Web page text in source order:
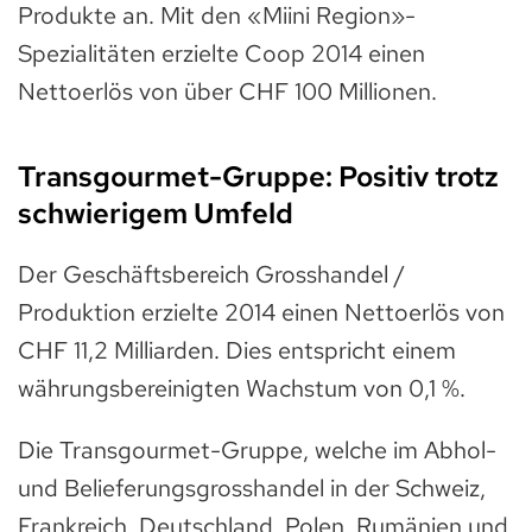
Produkte an. Mit den «Miini Region»-
Spezialitäten erzielte Coop 2014 einen
Nettoerlös von über CHF 100 Millionen.
Transgourmet-Gruppe: Positiv trotz
schwierigem Umfeld
Der Geschäftsbereich Grosshandel /
Produktion erzielte 2014 einen Nettoerlös von
CHF 11,2 Milliarden. Dies entspricht einem
währungsbereinigten Wachstum von 0,1 %.
Die Transgourmet-Gruppe, welche im Abhol-
und Belieferungsgrosshandel in der Schweiz,
Frankreich, Deutschland, Polen, Rumänien und